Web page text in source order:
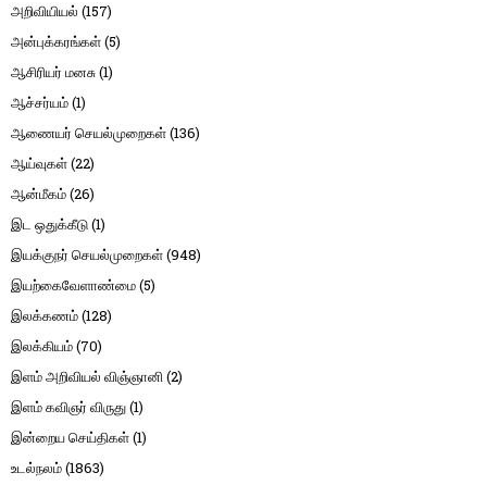
அறிவியியல் (157)
அன்புக்கரங்கள்(5)
ஆசிரியர் மனசு(1)
ஆச்சர்யம்(1)
ஆணையர் செயல்முறைகள்(136)
ஆய்வுகள்(22)
ஆன்மீகம்(26)
இட ஒதுக்கீடு(1)
இயக்குநர் செயல்முறைகள்(948)
இயற்கைவேளாண்மை(5)
இலக்கணம்(128)
இலக்கியம்(70)
இளம் அறிவியல் விஞ்ஞானி(2)
இளம் கவிஞர் விருது(1)
இன்றைய செய்திகள்(1)
உடல்நலம்(1863)